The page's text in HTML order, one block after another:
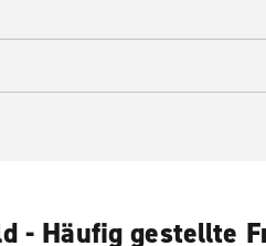
- Häufig gestellte